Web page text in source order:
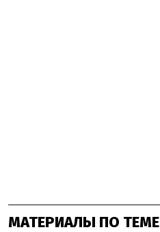
МАТЕРИАЛЫ ПО ТЕМЕ